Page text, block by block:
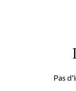
Pas